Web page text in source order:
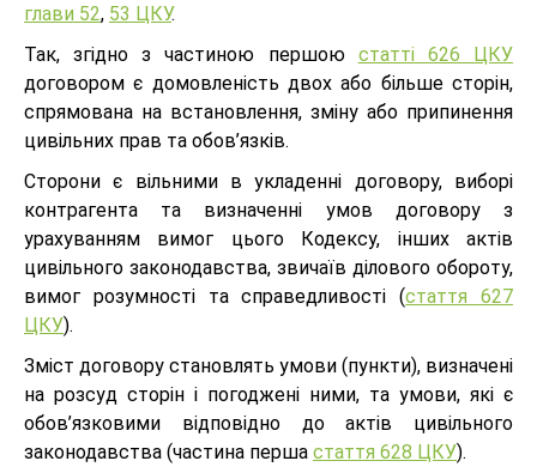
глави 52, 53 ЦКУ.
Так, згідно з частиною першою статті 626 ЦКУ
договором є домовленість двох або більше сторін,
спрямована на встановлення, зміну або припинення
цивільних прав та обов’язків.
Сторони є вільними в укладенні договору, виборі
контрагента та визначенні умов договору з
урахуванням вимог цього Кодексу, інших актів
цивільного законодавства, звичаїв ділового обороту,
вимог розумності та справедливості (стаття 627
ЦКУ).
Зміст договору становлять умови (пункти), визначені
на розсуд сторін і погоджені ними, та умови, які є
обов’язковими відповідно до актів цивільного
законодавства (частина перша стаття 628 ЦКУ).